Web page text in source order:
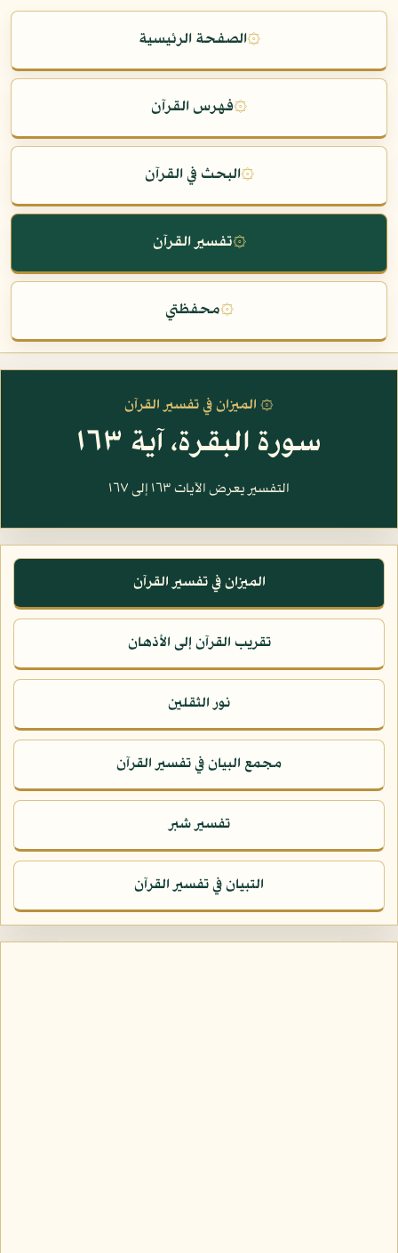
۞الصفحة الرئيسية
۞فهرس القرآن
۞البحث في القرآن
۞تفسير القرآن
۞محفظتي
۞ الميزان في تفسير القرآن
سورة البقرة، آية ١٦٣
التفسير يعرض الآيات ١٦٣ إلى ١٦٧
الميزان في تفسير القرآن
تقريب القرآن إلى الأذهان
نور الثقلين
مجمع البيان في تفسير القرآن
تفسير شبر
التبيان في تفسير القرآن